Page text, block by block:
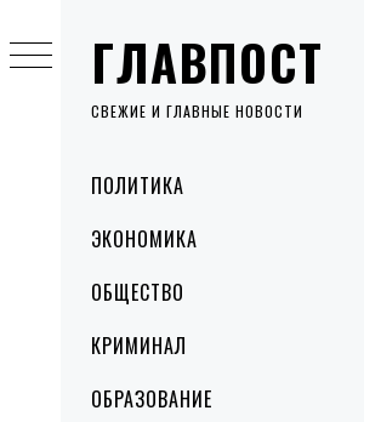
ГЛАВПОСТ
СВЕЖИЕ И ГЛАВНЫЕ НОВОСТИ
MenuПОЛИТИКА
ЭКОНОМИКА
ОБЩЕСТВО
КРИМИНАЛ
ОБРАЗОВАНИЕ
to
content